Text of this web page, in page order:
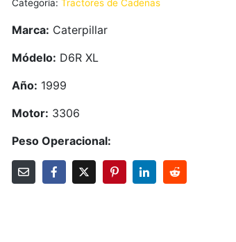
Categoría: Tractores de Cadenas
Marca: Caterpillar
Módelo: D6R XL
Año: 1999
Motor: 3306
Peso Operacional: